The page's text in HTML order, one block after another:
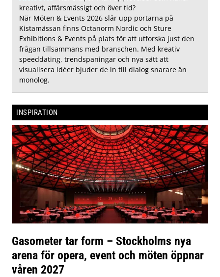
kreativt, affärsmässigt och över tid?
När Möten & Events 2026 slår upp portarna på
Kistamässan finns Octanorm Nordic och Sture
Exhibitions & Events på plats för att utforska just den
frågan tillsammans med branschen. Med kreativ
speeddating, trendspaningar och nya sätt att
visualisera idéer bjuder de in till dialog snarare än
monolog.
INSPIRATION
Gasometer tar form – Stockholms nya
arena för opera, event och möten öppnar
våren 2027